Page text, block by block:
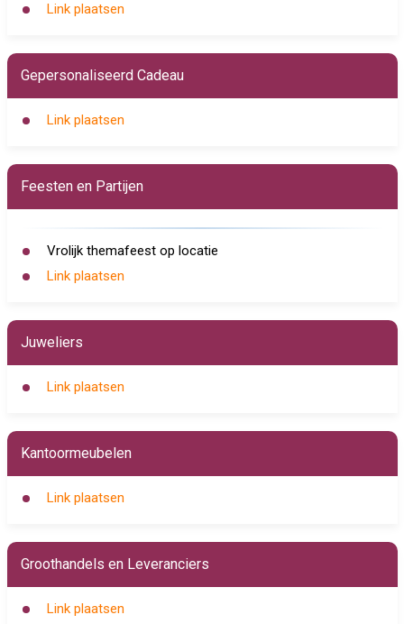
Link plaatsen
Gepersonaliseerd Cadeau
Link plaatsen
Feesten en Partijen
Vrolijk themafeest op locatie
Link plaatsen
Juweliers
Link plaatsen
Kantoormeubelen
Link plaatsen
Groothandels en Leveranciers
Link plaatsen